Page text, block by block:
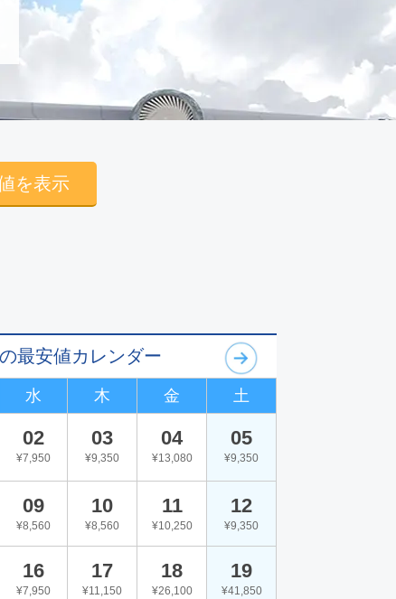
を表示
最安値カレンダー
水 木 金 土
02
¥7,950
03
¥9,350
04
¥13,080
05
¥9,350
09
¥8,560
10
¥8,560
11
¥10,250
12
¥9,350
16
¥7,950
17
¥11,150
18
¥26,100
19
¥41,850